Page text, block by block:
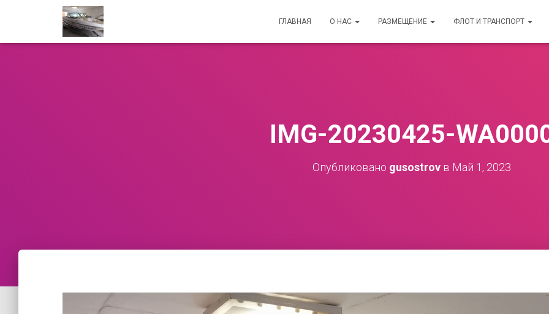
ГЛАВНАЯ О НАС РАЗМЕЩЕНИЕ ФЛОТ И ТРАНСПОРТ
IMG-20230425-
Опубликовано gusostrov в Май 1, 2023